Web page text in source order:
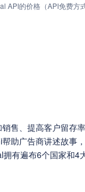
API的价格（API免费方
售、提高客户留存
助广告商讲述故事
有遍布6个国家和4